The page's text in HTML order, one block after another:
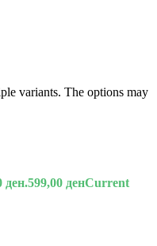
variants. The options may
ден.599,00 денCurrent